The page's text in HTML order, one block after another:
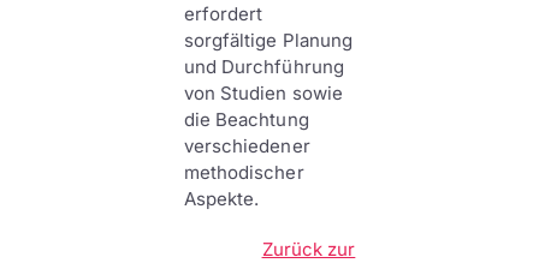
erfordert
sorgfältige Planung
und Durchführung
von Studien sowie
die Beachtung
verschiedener
methodischer
Aspekte.
Zurück zur